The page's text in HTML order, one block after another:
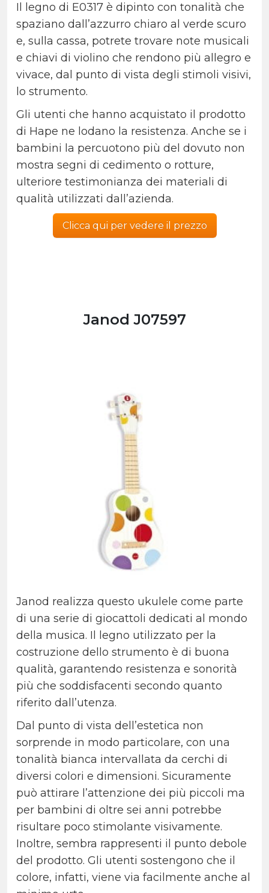
Il legno di E0317 è dipinto con tonalità che
spaziano dall’azzurro chiaro al verde scuro
e, sulla cassa, potrete trovare note musicali
e chiavi di violino che rendono più allegro e
vivace, dal punto di vista degli stimoli visivi,
lo strumento.
Gli utenti che hanno acquistato il prodotto
di Hape ne lodano la resistenza. Anche se i
bambini la percuotono più del dovuto non
mostra segni di cedimento o rotture,
ulteriore testimonianza dei materiali di
qualità utilizzati dall’azienda.
Clicca qui per vedere il prezzo
Janod J07597
Janod realizza questo ukulele come parte
di una serie di giocattoli dedicati al mondo
della musica. Il legno utilizzato per la
costruzione dello strumento è di buona
qualità, garantendo resistenza e sonorità
più che soddisfacenti secondo quanto
riferito dall’utenza.
Dal punto di vista dell’estetica non
sorprende in modo particolare, con una
tonalità bianca intervallata da cerchi di
diversi colori e dimensioni. Sicuramente
può attirare l’attenzione dei più piccoli ma
per bambini di oltre sei anni potrebbe
risultare poco stimolante visivamente.
Inoltre, sembra rappresenti il punto debole
del prodotto. Gli utenti sostengono che il
colore, infatti, viene via facilmente anche al